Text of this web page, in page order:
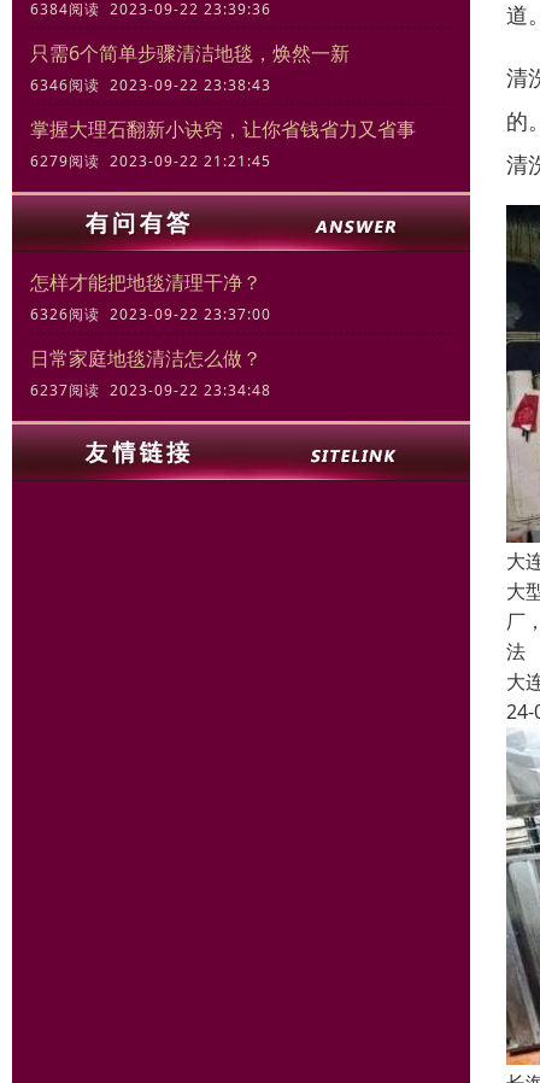
6384阅读 2023-09-22 23:39:36
只需6个简单步骤清洁地毯，焕然一新
6346阅读 2023-09-22 23:38:43
掌握大理石翻新小诀窍，让你省钱省力又省事
6279阅读 2023-09-22 21:21:45
怎样才能把地毯清理干净？
6326阅读 2023-09-22 23:37:00
日常家庭地毯清洁怎么做？
6237阅读 2023-09-22 23:34:48
道
清
的
清
大
大
厂
法
大
24-